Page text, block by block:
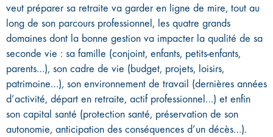
veut préparer sa retraite va garder en ligne de mire, tout au
long de son parcours professionnel, les quatre grands
domaines dont la bonne gestion va impacter la qualité de sa
seconde vie : sa famille (conjoint, enfants, petits-enfants,
parents…), son cadre de vie (budget, projets, loisirs,
patrimoine…), son environnement de travail (dernières années
d’activité, départ en retraite, actif professionnel…) et enfin
son capital santé (protection santé, préservation de son
autonomie, anticipation des conséquences d’un décès…).